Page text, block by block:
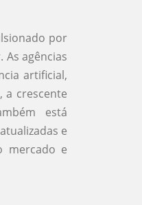
por
agências
artificial,
a crescente
está
e
mercado e